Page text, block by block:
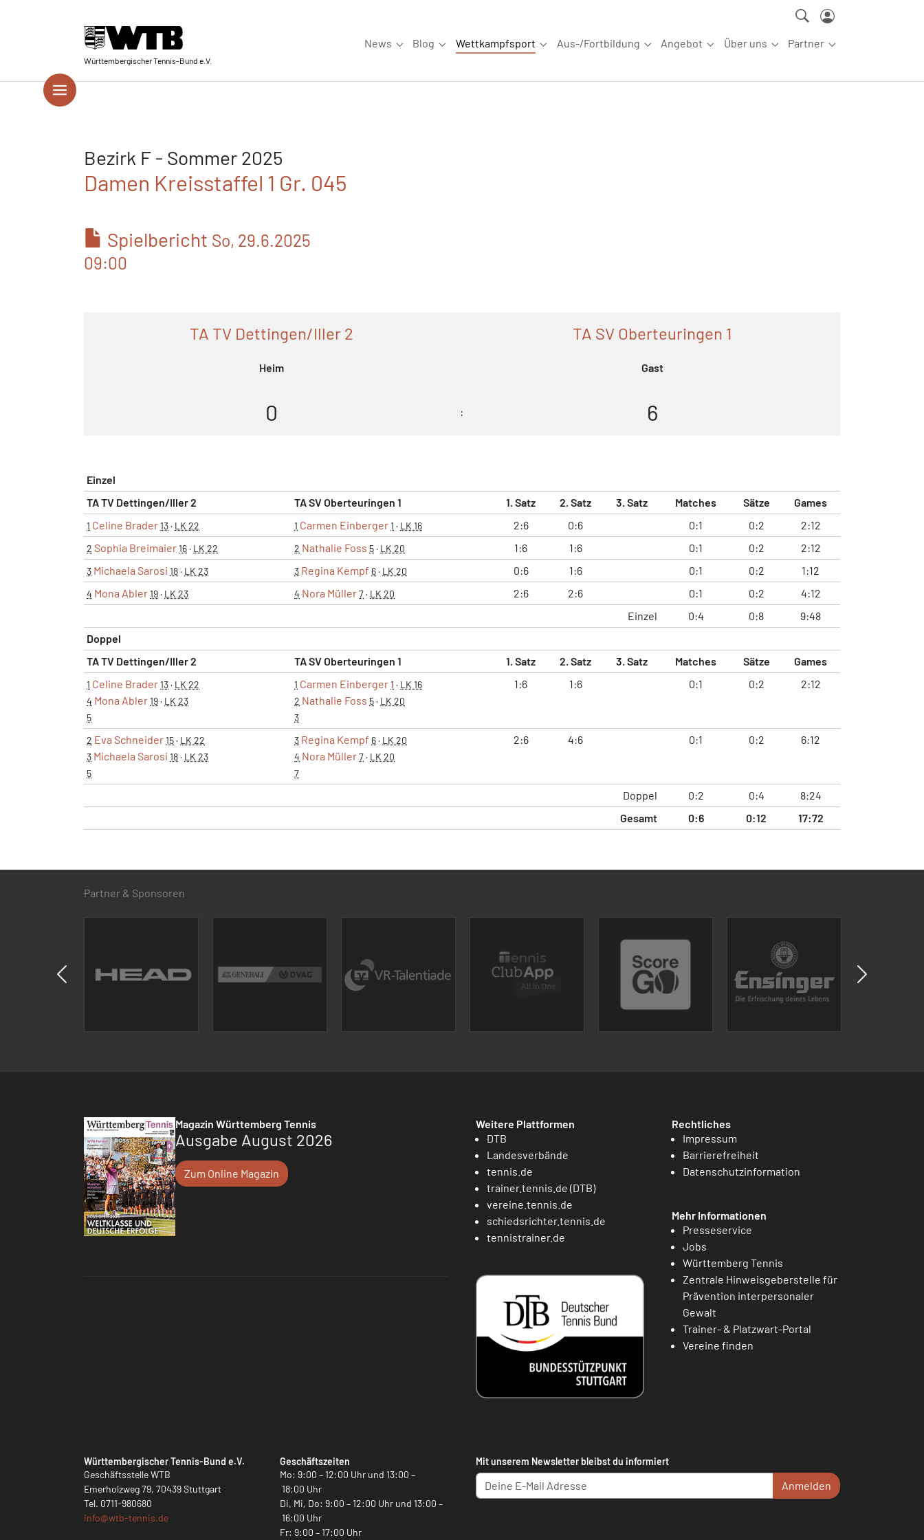
Württembergischer Tennis-Bund e.V.
News
Submenu for "News"
Blog
Submenu for "Blog"
Wettkampfsport
Submenu for "Wettkampfsport"
Aus-/Fortbildung
Submenu for "Aus-/Fortbildung"
Angebot
Submenu for "Angebot"
Über uns
Submenu for "Über uns"
Partner
Submenu for
Bezirk F - Sommer 2025
Damen Kreisstaffel 1 Gr. 045
Spielbericht So, 29.6.2025
09:00
TA TV Dettingen/Iller 2
Heim
TA SV Oberteuringen 1
Gast
0 : 6
Einzel
TA TV Dettingen/Iller 2
TA SV Oberteuringen 1 1. Satz 2. Satz 3. Satz Matches Sätze Games
1 Celine Brader13· LK 22 1 Carmen Einberger1 · LK 16 2:6 0:6 0:1 0:2 2:12
2 Sophia Breimaier16· LK 22 2 Nathalie Foss 5· LK 20 1:6 1:6 0:1 0:2 2:12
3 Michaela Sarosi 18· LK 23 3 Regina Kempf 6· LK 20 0:6 1:6 0:1 0:2 1:12
4 Mona Abler19· LK 23 4 Nora Müller7· LK 20 2:6 2:6 0:1 0:2
4:12
Einzel
0:4 0:8
9:48
Doppel
TA TV Dettingen/Iller 2
TA SV Oberteuringen 1 1. Satz 2. Satz 3. Satz Matches Sätze Games
1 Celine Brader13· LK 22
4 Mona Abler19· LK 23
5
1 Carmen Einberger1 · LK 16
2 Nathalie Foss 5· LK 20
3
1:6 1:6 0:1 0:2 2:12
2 Eva Schneider15· LK 22
3 Michaela Sarosi 18· LK 23
5
3 Regina Kempf 6· LK 20
4 Nora Müller7· LK 20
7
2:6 4:6 0:1 0:2 6:12
Doppel 0:2 0:4
8:24
Gesamt
0:6 0:12 17:72
Partner & Sponsoren
Magazin Württemberg Tennis
Ausgabe August 2026
Zum Online Magazin
Weitere Plattformen
DTB
Landesverbände
tennis.de
trainer.tennis.de (DTB)
vereine.tennis.de
schiedsrichter.tennis.de
tennistrainer.de
Rechtliches
Impressum
Barrierefreiheit
Datenschutzinformation
Mehr Informationen
Presseservice
Jobs
Württemberg Tennis
Zentrale Hinweisgeberstelle für
Prävention interpersonaler
Gewalt
Trainer- & Platzwart-Portal
Vereine finden
Württembergischer Tennis-Bund e.V.
Geschäftsstelle WTB
Emerholzweg 79, 70439 Stuttgart
Tel. 0711-980680
info@wtb-tennis.de
Geschäftszeiten
Mo: 9:00 – 12:00 Uhr und 13:00 –
18:00 Uhr
Di, Mi, Do: 9:00 – 12:00 Uhr und 13:00 –
16:00 Uhr
Fr: 9:00 – 17:00 Uhr
Mit unserem Newsletter bleibst du informiert
Anmelden